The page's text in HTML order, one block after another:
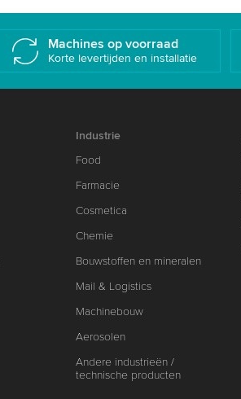
Machines op voorraad
Korte levertijden en installatie
Industrie
Food
Farmacie
Cosmetica
Chemie
Bouwstoffen en mineralen
Mail & Logistics
Machinebouw
Aerosolen
Andere industrieën /
technische producten